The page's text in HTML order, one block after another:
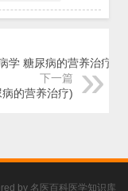
学 糖尿病的营养治疗)
下一篇
的营养治疗)
by 名医百科医学知识库